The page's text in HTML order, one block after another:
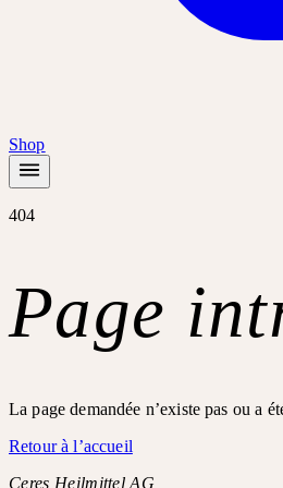
Shop
404
Page
La page demandée n’existe pas ou a
Retour à l’accueil
Ceres Heilmittel AG